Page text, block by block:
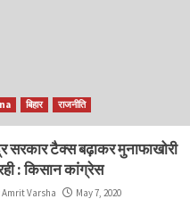
बिहार राजनीति
सरकार टैक्स बढ़ाकर मुनाफाखोरी
: किसान कांग्रेस
Amrit Varsha May 7, 2020